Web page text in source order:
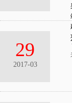
29
2017-03